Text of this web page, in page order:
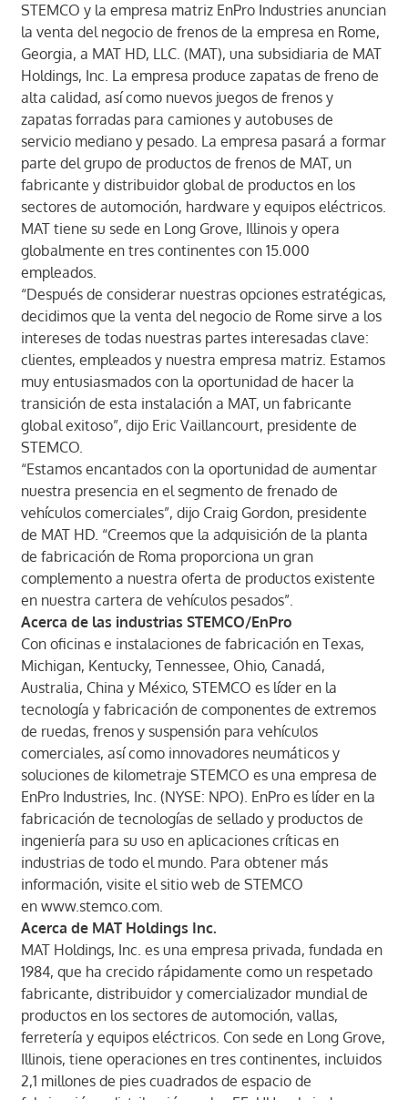
STEMCO y la empresa matriz EnPro Industries anuncian
la venta del negocio de frenos de la empresa en Rome,
Georgia, a MAT HD, LLC. (MAT), una subsidiaria de MAT
Holdings, Inc. La empresa produce zapatas de freno de
alta calidad, así como nuevos juegos de frenos y
zapatas forradas para camiones y autobuses de
servicio mediano y pesado. La empresa pasará a formar
parte del grupo de productos de frenos de MAT, un
fabricante y distribuidor global de productos en los
sectores de automoción, hardware y equipos eléctricos.
MAT tiene su sede en Long Grove, Illinois y opera
globalmente en tres continentes con 15.000
empleados.
“Después de considerar nuestras opciones estratégicas,
decidimos que la venta del negocio de Rome sirve a los
intereses de todas nuestras partes interesadas clave:
clientes, empleados y nuestra empresa matriz. Estamos
muy entusiasmados con la oportunidad de hacer la
transición de esta instalación a MAT, un fabricante
global exitoso”, dijo Eric Vaillancourt, presidente de
STEMCO.
“Estamos encantados con la oportunidad de aumentar
nuestra presencia en el segmento de frenado de
vehículos comerciales”, dijo Craig Gordon, presidente
de MAT HD. “Creemos que la adquisición de la planta
de fabricación de Roma proporciona un gran
complemento a nuestra oferta de productos existente
en nuestra cartera de vehículos pesados”.
Acerca de las industrias STEMCO/EnPro
Con oficinas e instalaciones de fabricación en Texas,
Michigan, Kentucky, Tennessee, Ohio, Canadá,
Australia, China y México, STEMCO es líder en la
tecnología y fabricación de componentes de extremos
de ruedas, frenos y suspensión para vehículos
comerciales, así como innovadores neumáticos y
soluciones de kilometraje STEMCO es una empresa de
EnPro Industries, Inc. (NYSE: NPO). EnPro es líder en la
fabricación de tecnologías de sellado y productos de
ingeniería para su uso en aplicaciones críticas en
industrias de todo el mundo. Para obtener más
información, visite el sitio web de STEMCO
enwww.stemco.com.
Acerca de MAT Holdings Inc.
MAT Holdings, Inc. es una empresa privada, fundada en
1984, que ha crecido rápidamente como un respetado
fabricante, distribuidor y comercializador mundial de
productos en los sectores de automoción, vallas,
ferretería y equipos eléctricos. Con sede en Long Grove,
Illinois, tiene operaciones en tres continentes, incluidos
2,1 millones de pies cuadrados de espacio de